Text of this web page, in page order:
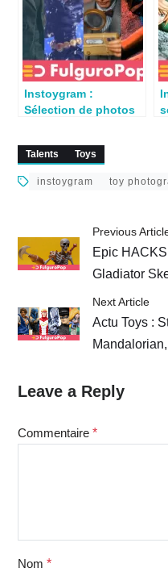
Instoygram :
Sélection de photos
Talents Toys
instoygram toy
Previous
Epic
Gladiator
Next Article
Actu Toys :
Leave a Reply
Commentaire *
Nom *